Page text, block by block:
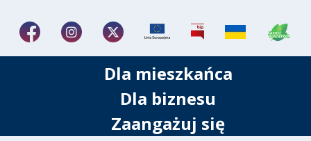
Dla mieszkańca
Dla biznesu
Zaangażuj się